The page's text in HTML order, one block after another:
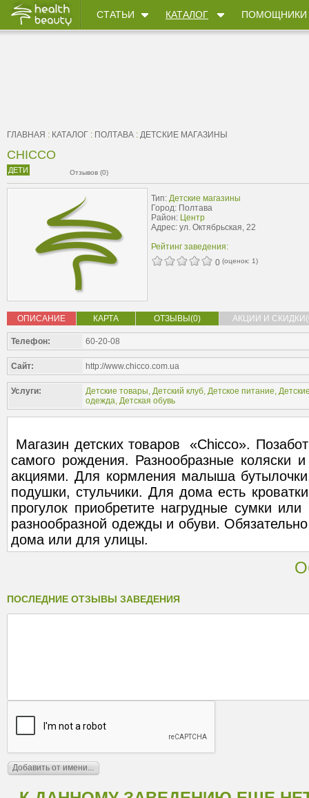
СТАТЬИ КАТАЛОГ ПОМОЩНИКИ
ГЛАВНАЯ : КАТАЛОГ : ПОЛТАВА : ДЕТСКИЕ МАГАЗИНЫ
CHICCO
ДЕТИ Отзывов (0)
Тип: Детские магазины
Город: Полтава
Район: Центр
Адрес: ул. Октябрьская, 22
Рейтинг заведения:
0 (оценок: 1)
ОПИСАНИЕ КАРТА ОТЗЫВЫ(0) АКЦИИ И
Телефон: 60-20-08
Сайт: http://www.chicco.com.ua
Услуги: Детские товары, Детский клуб, Детское питание,
одежда, Детская обувь
Магазин детских товаров «Chicco».
самого рождения. Разнообразные коляски
акциями. Для кормления малыша
подушки, стульчики. Для дома есть
прогулок приобретите нагрудные сумки
разнообразной одежды и обуви.
дома или для улицы.
ПОСЛЕДНИЕ ОТЗЫВЫ ЗАВЕДЕНИЯ